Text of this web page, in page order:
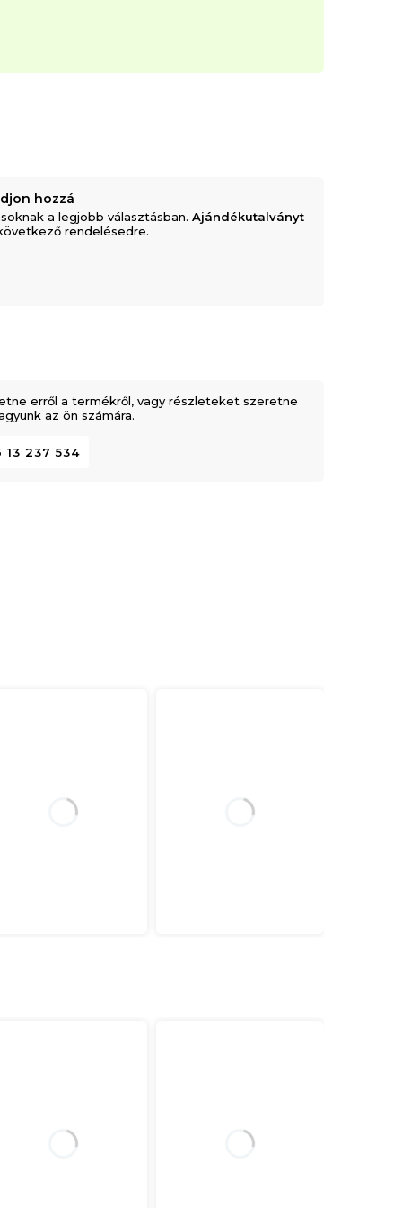
hozzá
a legjobb választásban.Ajándékutalványt
rendelésedre.
erről a termékről, vagy részleteket szeretne
az ön számára.
13 237 534